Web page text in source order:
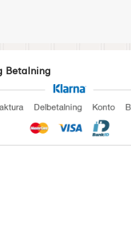
Betalning